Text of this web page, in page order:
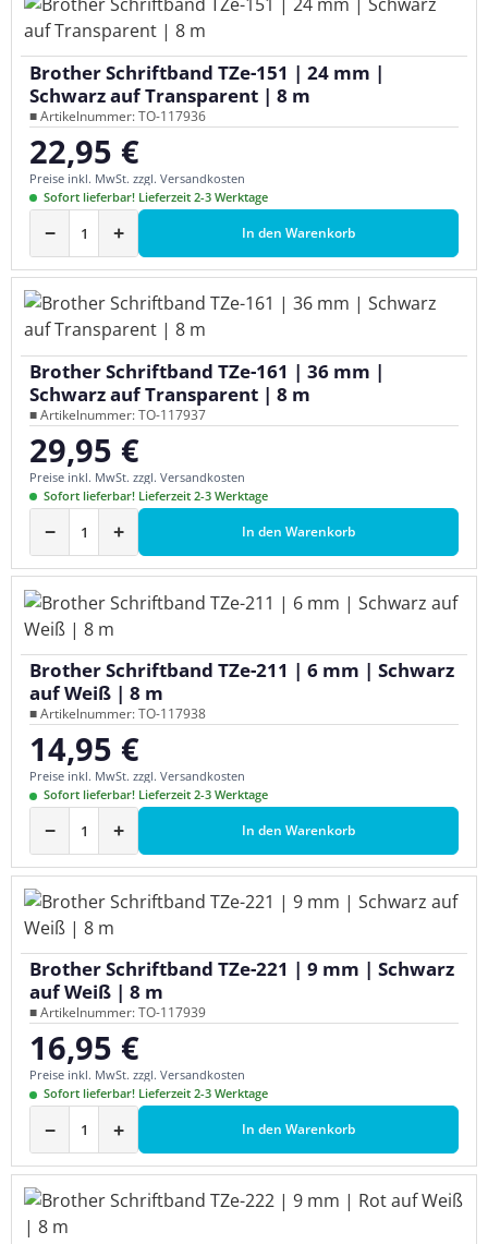
Brother Schriftband TZe-151 | 24 mm |
Schwarz auf Transparent | 8 m
■ Artikelnummer: TO-117936
Regulärer Preis:
22,95 €
Preise inkl. MwSt. zzgl. Versandkosten
Sofort lieferbar! Lieferzeit 2-3 Werktage
− + In den Warenkorb
Brother Schriftband TZe-161 | 36 mm |
Schwarz auf Transparent | 8 m
■ Artikelnummer: TO-117937
Regulärer Preis:
29,95 €
Preise inkl. MwSt. zzgl. Versandkosten
Sofort lieferbar! Lieferzeit 2-3 Werktage
− + In den Warenkorb
Brother Schriftband TZe-211 | 6 mm | Schwarz
auf Weiß | 8 m
■ Artikelnummer: TO-117938
Regulärer Preis:
14,95 €
Preise inkl. MwSt. zzgl. Versandkosten
Sofort lieferbar! Lieferzeit 2-3 Werktage
− + In den Warenkorb
Brother Schriftband TZe-221 | 9 mm | Schwarz
auf Weiß | 8 m
■ Artikelnummer: TO-117939
Regulärer Preis:
16,95 €
Preise inkl. MwSt. zzgl. Versandkosten
Sofort lieferbar! Lieferzeit 2-3 Werktage
− + In den Warenkorb